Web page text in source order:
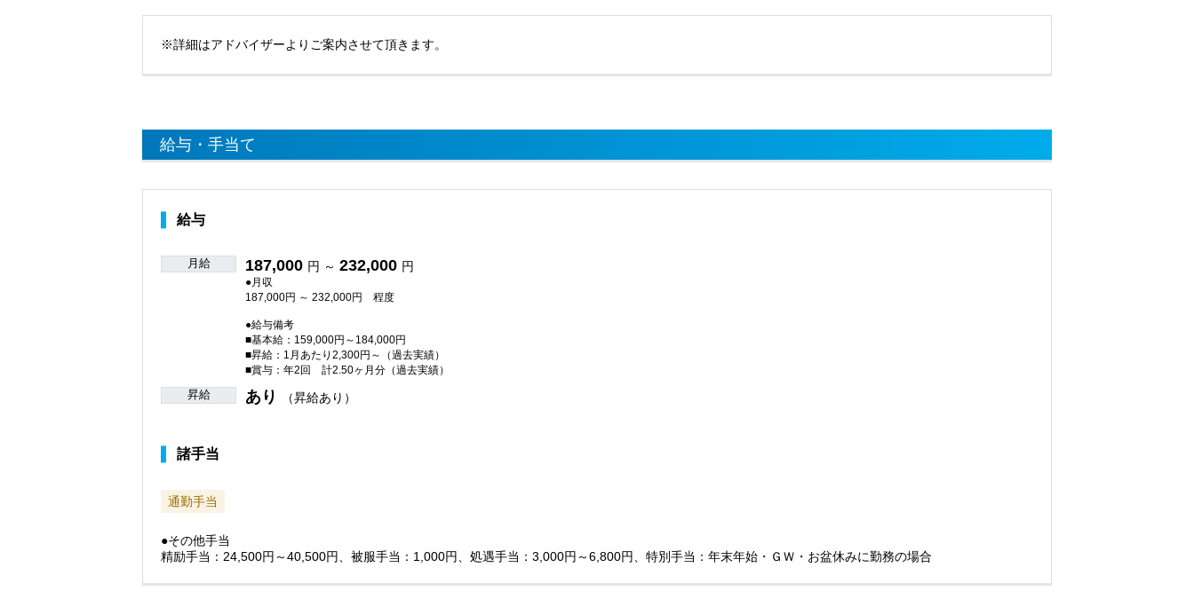
※詳細はアドバイザーよりご案内させて頂きます。
給与・手当て
給与
月給 187,000 円 ～ 232,000 円
●月収
187,000円 ～ 232,000円 程度
●給与備考
■基本給：159,000円～184,000円
■昇給：1月あたり2,300円～（過去実績）
■賞与：年2回 計2.50ヶ月分（過去実績）
昇給 あり （昇給あり）
諸手当
通勤手当
●その他手当
精励手当：24,500円～40,500円、被服手当：1,000円、処遇手当：3,000円～6,800円、特別手当：年末年始・ＧＷ・お盆休みに勤務の場合